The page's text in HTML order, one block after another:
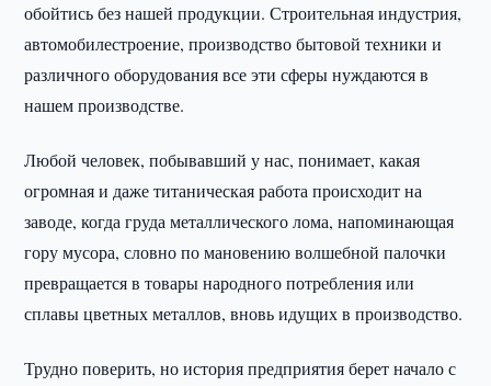
обойтись без нашей продукции. Строительная индустрия,
автомобилестроение, производство бытовой техники и
различного оборудования все эти сферы нуждаются в
нашем производстве.
Любой человек, побывавший у нас, понимает, какая
огромная и даже титаническая работа происходит на
заводе, когда груда металлического лома, напоминающая
гору мусора, словно по мановению волшебной палочки
превращается в товары народного потребления или
сплавы цветных металлов, вновь идущих в производство.
Трудно поверить, но история предприятия берет начало с